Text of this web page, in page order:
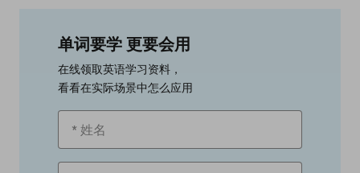
单词要学 更要会用
在线领取英语学习资料，
看看在实际场景中怎么应用